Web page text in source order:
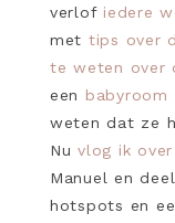
verlof iedere
met tips over
te weten over
een babyroom
weten dat ze
Nuvlog ik
Manuel en
hotspots en